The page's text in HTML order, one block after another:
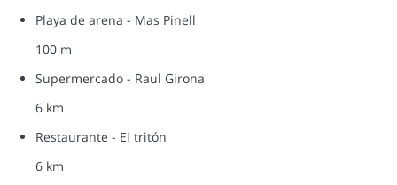
Playa de arena - Mas Pinell
100 m
Supermercado - Raul Girona
6 km
Restaurante - El tritón
6 km